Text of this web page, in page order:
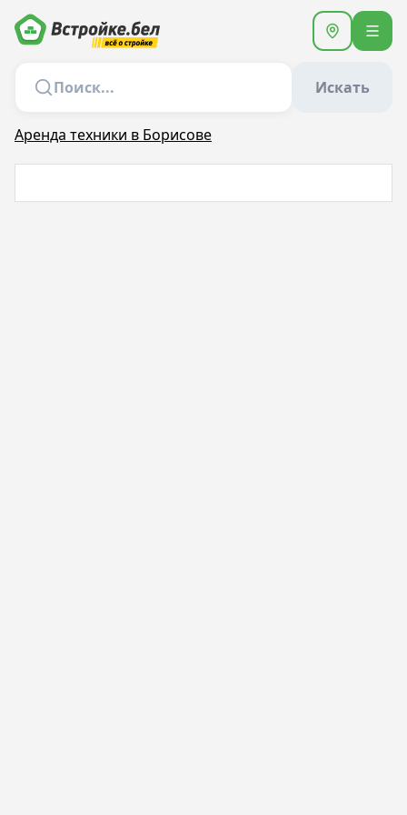
Искать
Аренда техники в Борисове